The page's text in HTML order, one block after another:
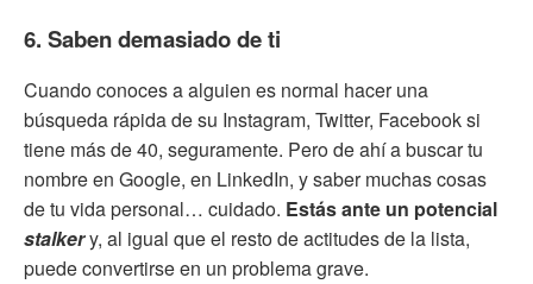
6. Saben demasiado de ti
Cuando conoces a alguien es normal hacer una
búsqueda rápida de su Instagram, Twitter, Facebook si
tiene más de 40, seguramente. Pero de ahí a buscar tu
nombre en Google, en LinkedIn, y saber muchas cosas
de tu vida personal… cuidado. Estás ante un potencial
stalkery, al igual que el resto de actitudes de la lista,
puede convertirse en un problema grave.